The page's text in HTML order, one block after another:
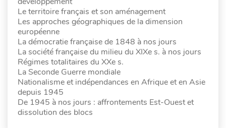
Le territoire français et son aménagement
Les approches géographiques de la dimension
européenne
La démocratie française de 1848 à nos jours
La société française du milieu du XIXe s. à nos jours
Régimes totalitaires du XXe s.
La Seconde Guerre mondiale
Nationalisme et indépendances en Afrique et en Asie
depuis 1945
De 1945 à nos jours : affrontements Est-Ouest et
dissolution des blocs